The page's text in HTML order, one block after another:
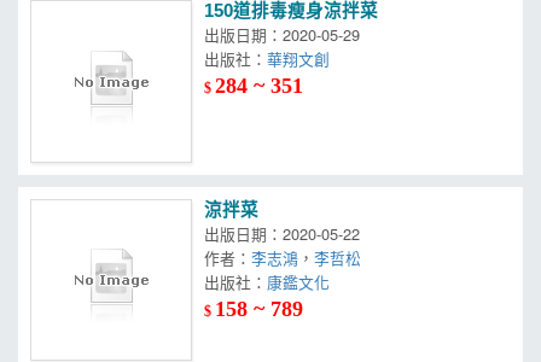
150道排毒瘦身涼拌菜
出版日期：2020-05-29
出版社：華翔文創
$284 ~ 351
涼拌菜
出版日期：2020-05-22
作者：李志鴻 ，李哲松
出版社：
$ 158 ~ 789